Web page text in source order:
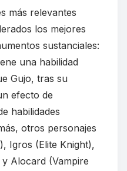
más relevantes
los mejores
sustanciales:
una habilidad
Gujo, tras su
efecto de
habilidades
otros personajes
Igros (Elite Knight),
Alocard (Vampire